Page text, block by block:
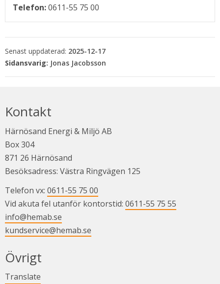
Telefon:0611-55 75 00
Senast uppdaterad: 2025-12-17
Jonas Jacobsson
Kontakt
Härnösand Energi & Miljö AB
Box 304
871 26 Härnösand
Besöksadress: Västra Ringvägen 125
Telefon vx: 0611-55 75 00
Vid akuta fel utanför kontorstid: 0611-55 75 55
info@hemab.se
kundservice@hemab.se
Övrigt
Translate